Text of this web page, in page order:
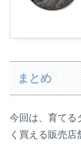
まとめ
今回は、育てる
く買える販売店